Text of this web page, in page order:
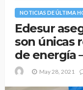
NOTICIAS DE ÚLTIMA
Edesur
son únicas
de energía
May 28, 2021